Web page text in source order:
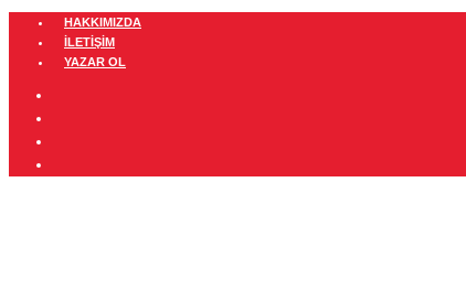
HAKKIMIZDA
İLETIŞIM
YAZAR OL